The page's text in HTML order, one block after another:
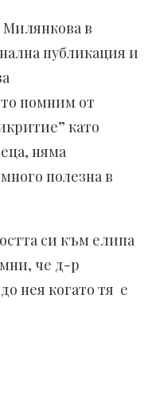
Милянкова в
публикация и
помним от
като
няма
полезна в
си към елипа
че д-р
нея когато тя е